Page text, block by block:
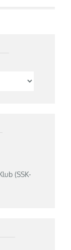
(SSK-